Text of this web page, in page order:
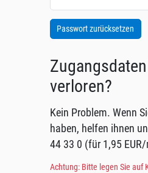
verloren?
Kein Problem. Wenn
haben, helfen ihnen
44 33 0 (für 1,95
Achtung: Bitte legen Sie auf